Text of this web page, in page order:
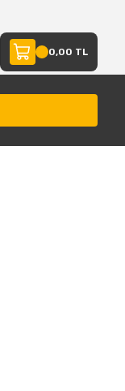
0,00 TL